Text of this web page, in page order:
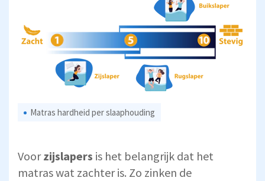
Matras hardheid per slaaphouding
Voorzijslapers is het belangrijk dat het
matras wat zachter is. Zo zinken de